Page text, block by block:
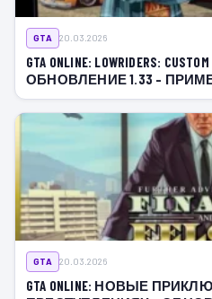
GTA 20.03.2026
GTA ONLINE: LOWRIDERS:
ОБНОВЛЕНИЕ 1.33 –
GTA 20.03.2026
GTA ONLINE: НОВЫЕ